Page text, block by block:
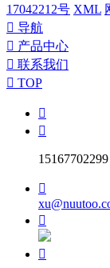
17042212号 XML
 导航
 产品中心
 联系我们
 TOP


15167702299


